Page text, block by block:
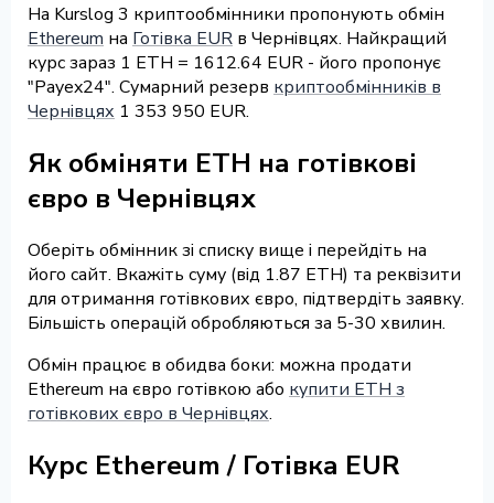
На Kurslog 3 криптообмінники пропонують обмін
Ethereum на Готівка EUR в Чернівцях. Найкращий
курс зараз 1 ETH = 1612.64 EUR - його пропонує
"Payex24". Сумарний резерв криптообмінників в
Чернівцях 1 353 950 EUR.
Як обміняти ETH на готівкові
євро в Чернівцях
Оберіть обмінник зі списку вище і перейдіть на
його сайт. Вкажіть суму (від 1.87 ETH) та реквізити
для отримання готівкових євро, підтвердіть заявку.
Більшість операцій обробляються за 5-30 хвилин.
Обмін працює в обидва боки: можна продати
Ethereum на євро готівкою або купити ETH з
готівкових євро в Чернівцях.
Курс Ethereum / Готівка EUR